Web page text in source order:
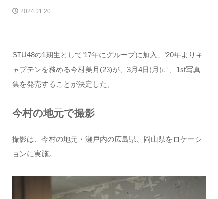
2024.01.20
STU48の1期生として’17年にグループに加入、’20年よりキ
ャプテンを務める今村美月(23)が、3月4日(月)に、1st写真
集を発売することが決定した。
今村の地元で撮影
撮影は、今村の地元・瀬戸内の広島県、岡山県をロケーシ
ョンに実施。